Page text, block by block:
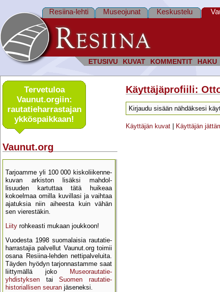
ETUSIVU KUVAT KOMMENTIT HAKU
Resiina-lehti Museojunat Keskustelu
Tervetuloa
Vaunut.orgiin:
rautatie­harrastajan
ykkös­paikkaan!
Vaunut.org
Tarjoamme yli 100 000 kisko­liikenne­
kuvan arkiston lisäksi mahdol­
lisuuden kartu­ttaa tätä huikeaa
kokoelmaa omilla kuvillasi ja vaihtaa
ajatuksia niin aiheesta kuin vähän
sen vierestäkin.
Liity rohkeasti mukaan joukkoon!
Vuodesta 1998 suomalaisia rautatie­
harrastajia palvellut Vaunut.org toimii
osana Resiina-lehden netti­palveluita.
Täyden hyödyn tarjon­nastamme saat
liittymällä joko
Museo­rautatie­
yhdistyksen tai Suomen rautatie­
historial­lisen seuran jäseneksi.
Käyttäjäprofiili:
Kirjaudu sisään nähdäksesi
Käyttäjän kuvat Käyttäjän